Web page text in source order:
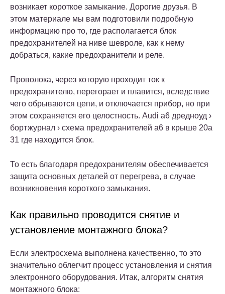
возникает короткое замыкание. Дорогие друзья. В
этом материале мы вам подготовили подробную
информацию про то, где располагается блок
предохранителей на ниве шевроле, как к нему
добраться, какие предохранители и реле.
Проволока, через которую проходит ток к
предохранителю, перегорает и плавится, вследствие
чего обрываются цепи, и отключается прибор, но при
этом сохраняется его целостность. Audi a6 дредноуд ›
бортжурнал › схема предохранителей а6 в крыше 20а
31 где находится блок.
То есть благодаря предохранителям обеспечивается
защита основных деталей от перегрева, в случае
возникновения короткого замыкания.
Как правильно проводится снятие и
установление монтажного блока?
Если электросхема выполнена качественно, то это
значительно облегчит процесс установления и снятия
электронного оборудования. Итак, алгоритм снятия
монтажного блока: